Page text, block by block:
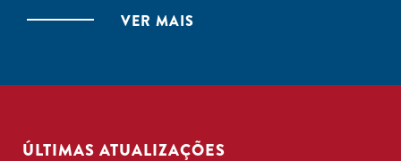
VER MAIS
gênero no desempenho dos fundadores de startups, a
contribuições práticas para gestores dos programas
ÚLTIMAS ATUALIZAÇÕES